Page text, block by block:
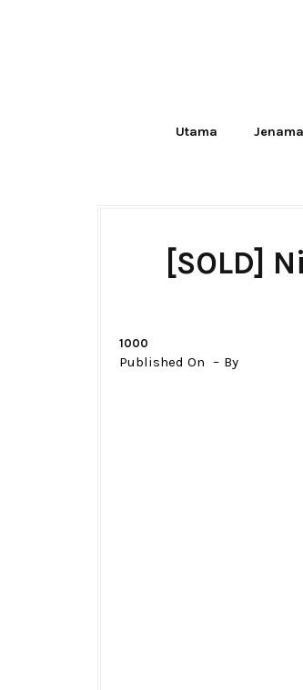
Utama Jenama
[SOLD]
1000
Published On By